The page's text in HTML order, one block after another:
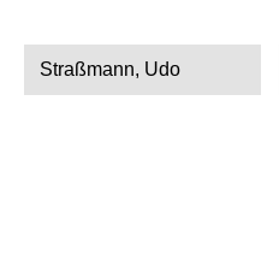
Straßmann, Udo